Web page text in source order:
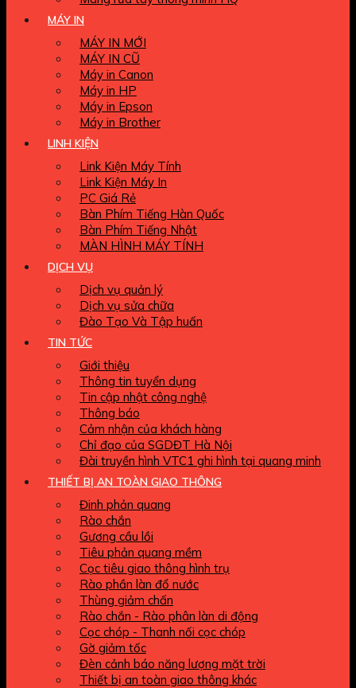
MÁY IN
MÁY IN MỚI
MÁY IN CŨ
Máy in Canon
Máy in HP
Máy in Epson
Máy in Brother
LINH KIỆN
Link Kiện Máy Tính
Link Kiện Máy In
PC Giá Rẻ
Bàn Phím Tiếng Hàn Quốc
Bàn Phím Tiếng Nhật
MÀN HÌNH MÁY TÍNH
DỊCH VỤ
Dịch vụ quản lý
Dịch vụ sửa chữa
Đào Tạo Và Tập huấn
TIN TỨC
Giới thiệu
Thông tin tuyển dụng
Tin cập nhật công nghệ
Thông báo
Cảm nhận của khách hàng
Chỉ đạo của SGDĐT Hà Nội
Đài truyền hình VTC1 ghi hình tại quang minh
THIẾT BỊ AN TOÀN GIAO THÔNG
Đinh phản quang
Rào chắn
Gương cầu lồi
Tiêu phản quang mềm
Cọc tiêu giao thông hình trụ
Rào phần làn đổ nước
Thùng giảm chấn
Rào chắn - Rào phân làn di động
Cọc chóp - Thanh nối cọc chóp
Gờ giảm tốc
Đèn cảnh báo năng lượng mặt trời
Thiết bị an toàn giao thông khác